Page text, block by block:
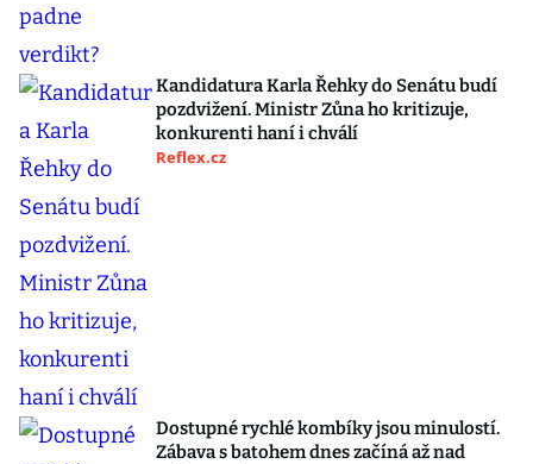
Kandidatura Karla Řehky do Senátu budí
pozdvižení. Ministr Zůna ho kritizuje,
konkurenti haní i chválí
Reflex.cz
Dostupné rychlé kombíky jsou minulostí.
Zábava s batohem dnes začíná až nad